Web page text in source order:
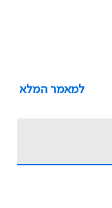
למאמר המלא